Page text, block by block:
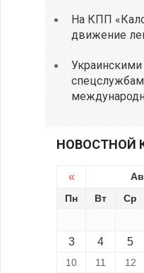
На КПП
движение
НОВОСТНОЙ
«
Пн Вт Ср
3 4 5
10
11 12